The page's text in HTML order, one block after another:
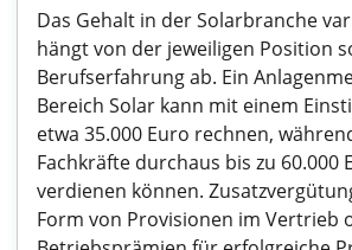
Das Gehalt in der Solarbranche
hängt von der jeweiligen Position
Berufserfahrung ab. Ein
Bereich Solar kann mit einem
etwa 35.000 Euro rechnen,
Fachkräfte durchaus bis zu 60.000
verdienen können.
Form von Provisionen im Vertrieb